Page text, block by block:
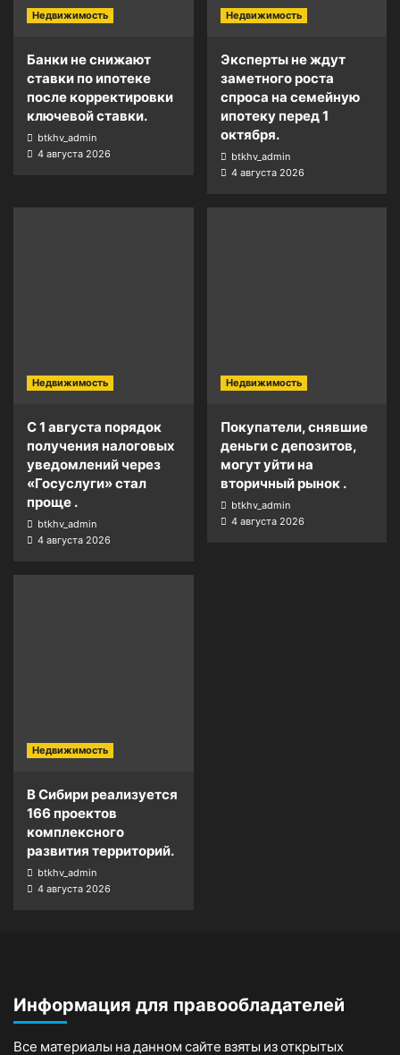
Недвижимость
Банки не снижают
ставки по ипотеке
после корректировки
ключевой ставки.
btkhv_admin
4 августа 2026
Недвижимость
Эксперты не ждут
заметного роста
спроса на семейную
ипотеку перед 1
октября.
btkhv_admin
4 августа 2026
Недвижимость
С 1 августа порядок
получения налоговых
уведомлений через
«Госуслуги» стал
проще .
btkhv_admin
4 августа 2026
Недвижимость
Покупатели, снявшие
деньги с депозитов,
могут уйти на
вторичный рынок .
btkhv_admin
4 августа 2026
Недвижимость
В Сибири реализуется
166 проектов
комплексного
развития территорий.
btkhv_admin
4 августа 2026
Информация для правообладателей
Все материалы на данном сайте взяты из открытых